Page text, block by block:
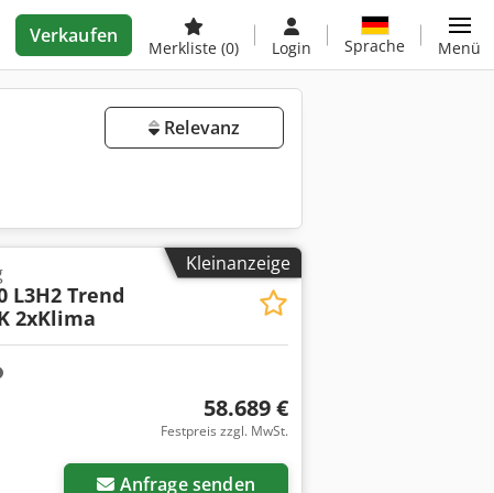
Verkaufen
Merkliste (0) Login Sprache Menü
Relevanz
Kleinanzeige
L3H2 Trend
2xKlima
58.689 €
Festpreis zzgl. MwSt.
Anfrage senden